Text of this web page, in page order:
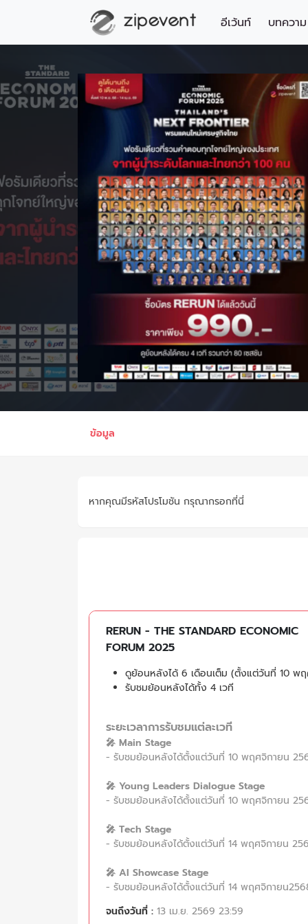
อีเว้นท์ บทความ
ข้อมูล
หากคุณมีรหัสโปรโมชัน กรุณากรอกที่นี่
RERUN - THE STANDARD ECONOMIC
FORUM 2025
ดูย้อนหลังได้ 6 เดือนเต็ม (ตั้งแต่วันที่ 10 พ
รับชมย้อนหลังได้ทั้ง 4 เวที
ระยะเวลาการรับชมแต่ละเวที
🎤 Main Stage
- รับชมย้อนหลังได้ตั้งแต่วันที่ 10 พฤศจิกายน
🎤 Young Leaders Dialogue Stage
- รับชมย้อนหลังได้ตั้งแต่วันที่ 10 พฤศจิกายน
🎤 Tech Stage
- รับชมย้อนหลังได้ตั้งแต่วันที่ 14 พฤศจิกายน
🎤 AI Showcase Stage
- รับชมย้อนหลังได้ตั้งแต่วันที่ 14 พฤศจิกายน
จนถึงวันที่ : 13 เม.ย. 2569 23:59